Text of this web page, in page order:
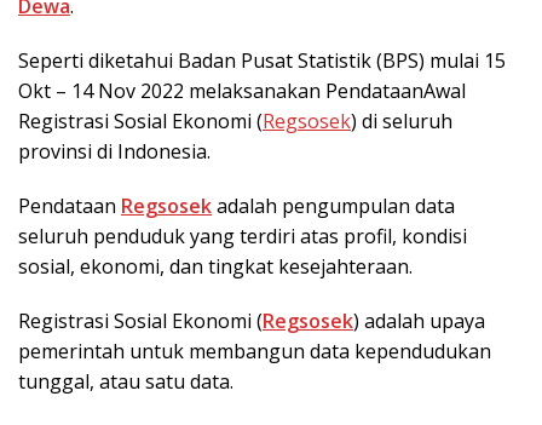
Dewa.
Seperti diketahui Badan Pusat Statistik (BPS) mulai 15
Okt – 14 Nov 2022 melaksanakan PendataanAwal
Registrasi Sosial Ekonomi (Regsosek) di seluruh
provinsi di Indonesia.
Pendataan Regsosekadalah pengumpulan data
seluruh penduduk yang terdiri atas profil, kondisi
sosial, ekonomi, dan tingkat kesejahteraan.
Registrasi Sosial Ekonomi (Regsosek) adalah upaya
pemerintah untuk membangun data kependudukan
tunggal, atau satu data.